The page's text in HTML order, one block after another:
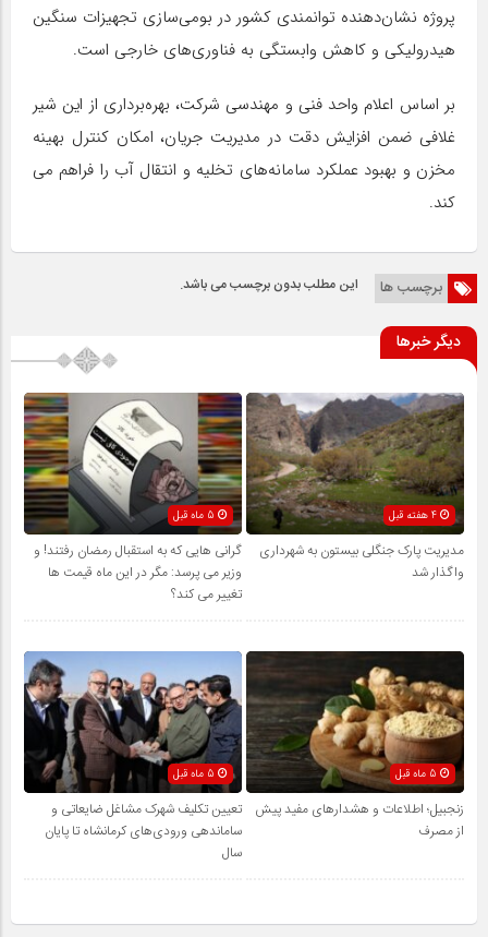
پروژه نشان‌دهنده توانمندی کشور در بومی‌سازی تجهیزات سنگین
هیدرولیکی و کاهش وابستگی به فناوری‌های خارجی است.
بر اساس اعلام واحد فنی و مهندسی شرکت، بهره‌برداری از این شیر
غلافی ضمن افزایش دقت در مدیریت جریان، امکان کنترل بهینه
مخزن و بهبود عملکرد سامانه‌های تخلیه و انتقال آب را فراهم می
کند.
برچسب ها این مطلب بدون برچسب می باشد.
دیگر خبرها
4 هفته قبل
مدیریت پارک جنگلی بیستون به شهرداری
واگذار شد
گرانی هایی که به استقبال رمضان رفتند! و
وزیر می پرسد: مگر در این ماه قیمت ها
تغییر می کند؟
زنجبیل؛ اطلاعات و هشدارهای مفید پیش
از مصرف
تعیین تکلیف شهرک مشاغل ضایعاتی و
ساماندهی ورودی‌های کرمانشاه تا پایان
سال